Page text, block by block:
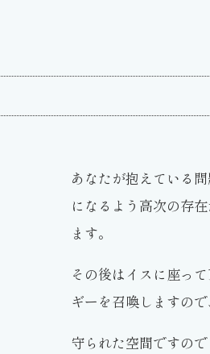
あなたが抱えている
になるよう高次の存
ます。
その後はイスに座っ
ギーを召喚しますの
守られた空間ですの